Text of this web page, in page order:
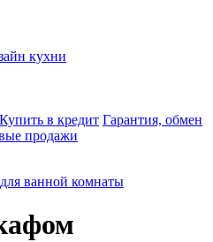
кухни
Купить в кредит Гарантия, обмен
продажи
ванной комнаты